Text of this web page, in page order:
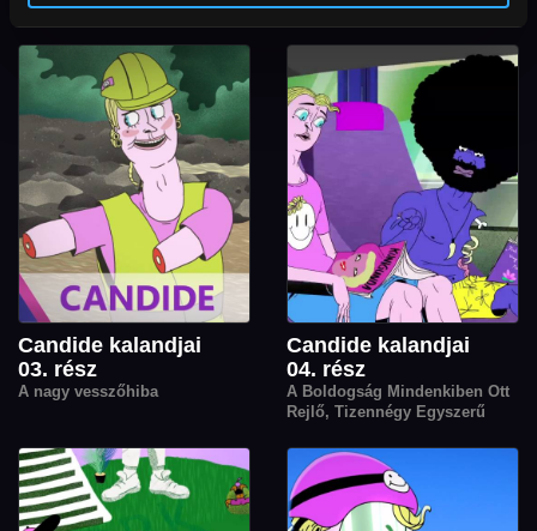
Candide kalandjai
03. rész
A nagy vesszőhiba
Candide kalandjai
04. rész
A Boldogság Mindenkiben Ott
Rejlő, Tizennégy Egyszerű
Receptje